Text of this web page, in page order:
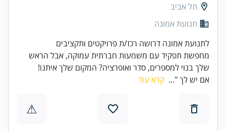
תל אביב
תנועת אמונה
לתנועת אמונה דרושה רכז/ת פרויקטים ותקציבים
מחפשת תפקיד עם משמעות חברתית עמוקה, אבל הראש
שלך בנוי למספרים, סדר ואופרציה? המקום שלך איתנו!
אם יש לך "... קרא עוד
⚠